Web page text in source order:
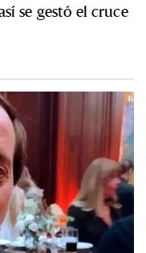
se gestó el cruce